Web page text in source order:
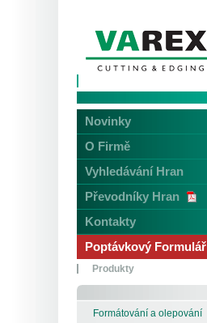
Novinky
O Firmě
Vyhledávání Hran
Převodníky Hran
Kontakty
Poptávkový Formulář
Produkty
Formátování a olepování